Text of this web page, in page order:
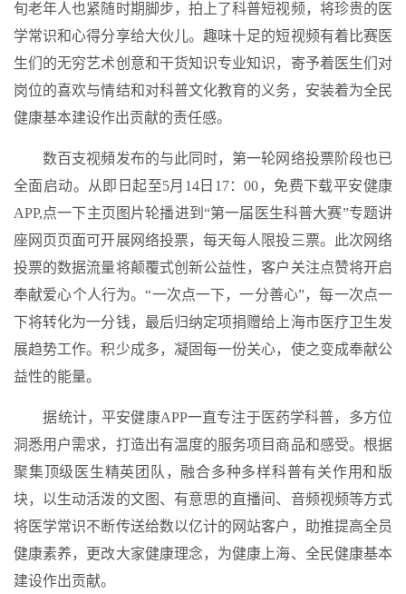
旬老年人也紧随时期脚步，拍上了科普短视频，将珍贵的医
学常识和心得分享给大伙儿。趣味十足的短视频有着比赛医
生们的无穷艺术创意和干货知识专业知识，寄予着医生们对
岗位的喜欢与情结和对科普文化教育的义务，安装着为全民
健康基本建设作出贡献的责任感。
数百支视頻发布的与此同时，第一轮网络投票阶段也已
全面启动。从即日起至5月14日17：00，免费下载平安健康
APP,点一下主页图片轮播进到“第一届医生科普大赛”专题讲
座网页页面可开展网络投票，每天每人限投三票。此次网络
投票的数据流量将颠覆式创新公益性，客户关注点赞将开启
奉献爱心个人行为。“一次点一下，一分善心”，每一次点一
下将转化为一分钱，最后归纳定项捐赠给上海市医疗卫生发
展趋势工作。积少成多，凝固每一份关心，使之变成奉献公
益性的能量。
据统计，平安健康APP一直专注于医药学科普，多方位
洞悉用户需求，打造出有温度的服务项目商品和感受。根据
聚集顶级医生精英团队，融合多种多样科普有关作用和版
块，以生动活泼的文图、有意思的直播间、音频视频等方式
将医学常识不断传送给数以亿计的网站客户，助推提高全员
健康素养，更改大家健康理念，为健康上海、全民健康基本
建设作出贡献。